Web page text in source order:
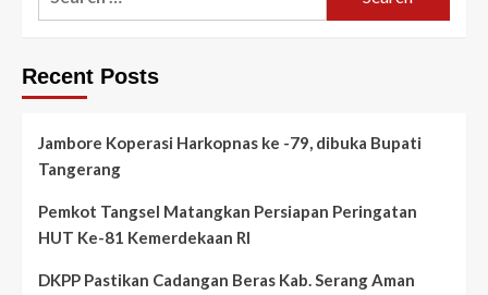
Recent Posts
Jambore Koperasi Harkopnas ke -79, dibuka Bupati
Tangerang
Pemkot Tangsel Matangkan Persiapan Peringatan
HUT Ke-81 Kemerdekaan RI
DKPP Pastikan Cadangan Beras Kab. Serang Aman